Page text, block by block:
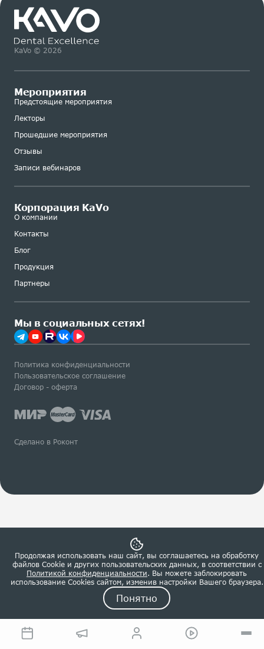
KaVo © 2026
Мероприятия
Предстоящие мероприятия
Лекторы
Прошедшие мероприятия
Отзывы
Записи вебинаров
Корпорация KaVo
О компании
Контакты
Блог
Продукция
Партнеры
Мы в социальных сетях!
Политика конфиденциальности
Пользовательское соглашение
Договор - оферта
Сделано в Роконт
Продолжая использовать наш сайт, вы соглашаетесь на обработку
файлов Сookie и других пользовательских данных, в соответствии с
Политикой конфиденциальности. Вы можете заблокировать
использование Cookies сайтом, изменив настройки Вашего браузера.
Понятно